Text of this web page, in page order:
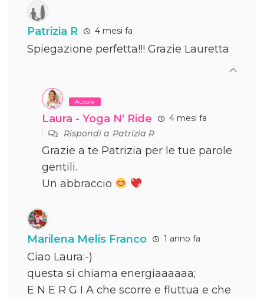
Patrizia R 4 mesi fa
Spiegazione perfetta!!! Grazie Lauretta
Autore
Laura - Yoga N' Ride
4 mesi fa
Rispondi aPatrizia R
Grazie a te Patrizia per le tue parole
gentili.
Un abbraccio
Marilena Melis Franco 1 anno fa
Ciao Laura:-)
questa si chiama energiaaaaaa;
E N E R G I A che scorre e fluttua e che